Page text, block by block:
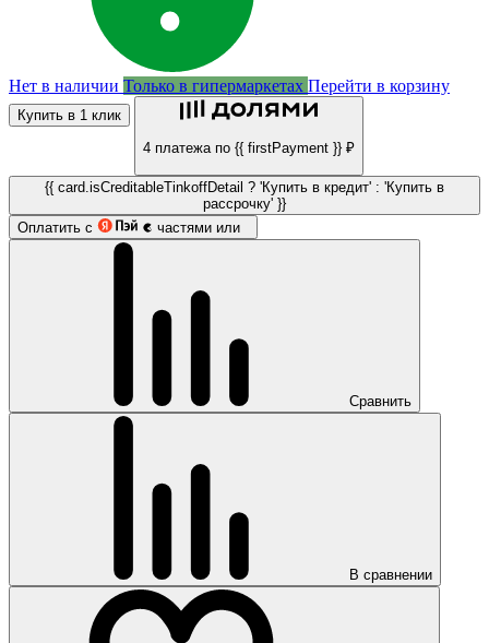
Нет в наличии Только в гипермаркетах Перейти в корзину
Купить в 1 клик
4 платежа по {{ firstPayment }} ₽
{{ card.isCreditableTinkoffDetail ? 'Купить в кредит' : 'Купить в
рассрочку' }}
Оплатить с
частями или
Сравнить
В сравнении